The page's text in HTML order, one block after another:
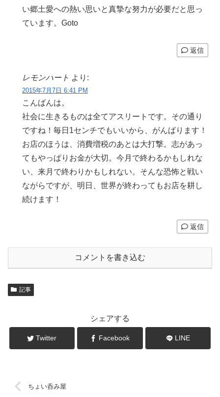
い郷土愛への熱い思いと真摯な努力が必要だと思っ
ています。Goto
返信
レモンハート より:
2015年7月7日 6:41 PM
こんばんは。
社会に生きるものは全てアスリートです。その通り
ですね！毎日1センチでもいいから、がんばります！
お店のほうは、消費増税のあとは大打撃。志があっ
てもやっぱりお金が大切。今月で終わるかもしれな
い、来月で終わりかもしれない。そんな恐怖と戦い
ながらですが、明日、世界が終わってもお店を耕し
続けます！
返信
コメントを書き込む
記事
シェアする
Twitter Facebook LINE
ちょい呑み屋